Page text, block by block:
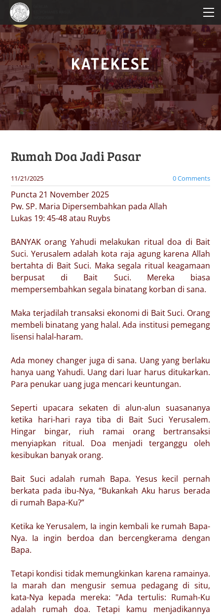
KATEKESE
Rumah Doa Jadi Pasar
11/21/2025 0 Comments
Puncta 21 November 2025
Pw. SP. Maria Dipersembahkan pada Allah
Lukas 19: 45-48 atau Ruybs
BANYAK orang Yahudi melakukan ritual doa di Bait
Suci. Yerusalem adalah kota raja agung karena Allah
bertahta di Bait Suci. Maka segala ritual keagamaan
berpusat di Bait Suci. Mereka biasa
mempersembahkan segala binatang korban di sana.
Maka terjadilah transaksi ekonomi di Bait Suci. Orang
membeli binatang yang halal. Ada institusi pemegang
lisensi halal-haram.
Ada money changer juga di sana. Uang yang berlaku
hanya uang Yahudi. Uang dari luar harus ditukarkan.
Para penukar uang juga mencari keuntungan.
Seperti upacara sekaten di alun-alun suasananya
ketika hari-hari raya tiba di Bait Suci Yerusalem.
Hingar bingar, riuh ramai orang bertransaksi
menyiapkan ritual. Doa menjadi terganggu oleh
kesibukan banyak orang.
Bait Suci adalah rumah Bapa. Yesus kecil pernah
berkata pada ibu-Nya, “Bukankah Aku harus berada
di rumah Bapa-Ku?”
Ketika ke Yerusalem, Ia ingin kembali ke rumah Bapa-
Nya. Ia ingin berdoa dan bercengkerama dengan
Bapa.
Tetapi kondisi tidak memungkinkan karena ramainya.
Ia marah dan mengusir semua pedagang di situ,
kata-Nya kepada mereka: "Ada tertulis: Rumah-Ku
adalah rumah doa. Tetapi kamu menjadikannya
PROFIL PAROKI
KATEKESE
PELAYANAN
BERITA PAROKI